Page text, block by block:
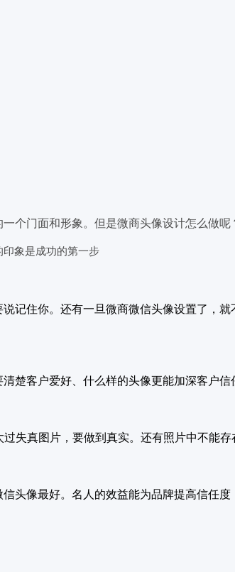
个门面和形象。但是微商头像设计怎么做呢
记住你。还有一旦微商微信头像设置了，
楚客户爱好、什么样的头像更能加深客户信
失真图片，要做到真实。还有照片中不能存
头像最好。名人的效益能为品牌提高信任度